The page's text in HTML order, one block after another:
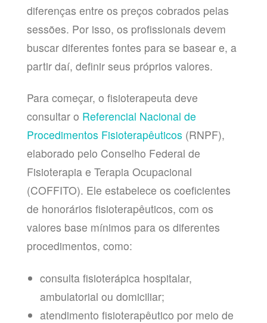
diferenças entre os preços cobrados pelas
sessões. Por isso, os profissionais devem
buscar diferentes fontes para se basear e, a
partir daí, definir seus próprios valores.
Para começar, o fisioterapeuta deve
consultar o Referencial Nacional de
Procedimentos Fisioterapêuticos (RNPF),
elaborado pelo Conselho Federal de
Fisioterapia e Terapia Ocupacional
(COFFITO). Ele estabelece os coeficientes
de honorários fisioterapêuticos, com os
valores base mínimos para os diferentes
procedimentos, como:
consulta fisioterápica hospitalar,
ambulatorial ou domiciliar;
atendimento fisioterapêutico por meio de